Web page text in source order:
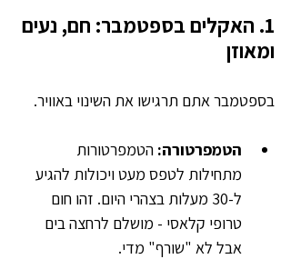
1. האקלים בספטמבר: חם, נעים
ומאוזן
בספטמבר אתם תרגישו את השינוי באוויר.
הטמפרטורה: הטמפרטורות
מתחילות לטפס מעט ויכולות להגיע
ל-30 מעלות בצהרי היום. זהו חום
טרופי קלאסי - מושלם לרחצה בים
אבל לא "שורף" מדי.